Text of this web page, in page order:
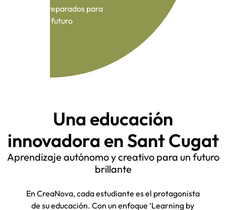
Preparados para
el futuro
Baccalaureate
Una educación
innovadora en Sant Cugat
Aprendizaje autónomo y creativo para un futuro
brillante
En CreaNova, cada estudiante es el protagonista
de su educación. Con un enfoque ‘Learning by